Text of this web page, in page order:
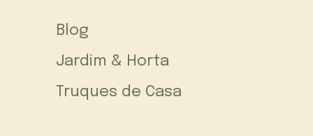
Blog
Jardim & Horta
Truques de Casa